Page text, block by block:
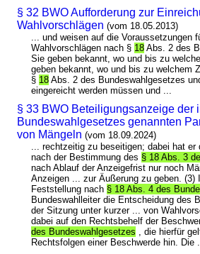
§ 32 BWO Aufforderung zur
Wahlvorschlägen (vom 18.05.2013)
... und weisen auf die Voraussetzungen
Wahlvorschlägen nach § 18 Abs. 2 des
Sie geben bekannt, wo und bis zu
geben bekannt, wo und bis zu welchem
§ 18 Abs. 2 des Bundeswahlgesetzes
eingereicht werden müssen und ...
§ 33 BWO Beteiligungsanzeige der
Bundeswahlgesetzes genannten
von Mängeln (vom 18.09.2024)
... rechtzeitig zu beseitigen; dabei hat er
nach der Bestimmung des § 18 Abs. 3
nach Ablauf der Anzeigefrist nur noch
Anzeigen ... zur Äußerung zu geben. (3)
Feststellung nach § 18 Abs. 4 des
Bundeswahlleiter die Entscheidung des
der Sitzung unter kurzer ... von
dabei auf den Rechtsbehelf der
des Bundeswahlgesetzes , die hierfür
Rechtsfolgen einer Beschwerde hin. Die